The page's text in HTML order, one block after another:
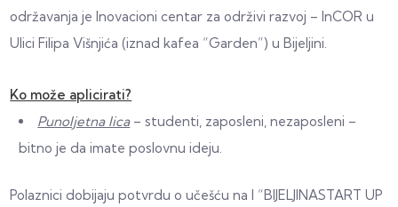
održavanja je Inovacioni centar za održivi razvoj – InCOR u
Ulici Filipa Višnjića (iznad kafea “Garden”) u Bijeljini.
Ko može aplicirati?
Punoljetna lica– studenti, zaposleni, nezaposleni –
bitno je da imate poslovnu ideju.
Polaznici dobijaju potvrdu o učešću na I “BIJELJINASTART UP